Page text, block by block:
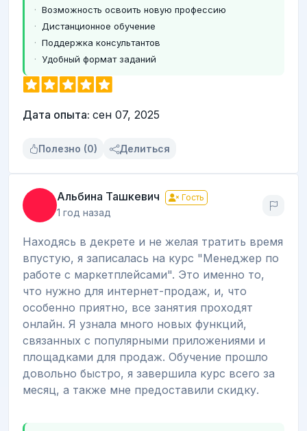
Возможность освоить новую профессию
Дистанционное обучение
Поддержка консультантов
Удобный формат заданий
Дата опыта: сен 07, 2025
Полезно (0) Делиться
Альбина Ташкевич Гость
1 год назад
Находясь в декрете и не желая тратить время
впустую, я записалась на курс "Менеджер по
работе с маркетплейсами". Это именно то,
что нужно для интернет-продаж, и, что
особенно приятно, все занятия проходят
онлайн. Я узнала много новых функций,
связанных с популярными приложениями и
площадками для продаж. Обучение прошло
довольно быстро, я завершила курс всего за
месяц, а также мне предоставили скидку.